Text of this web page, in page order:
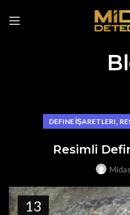
DEFINE İŞARETLERI,
Resimli
13